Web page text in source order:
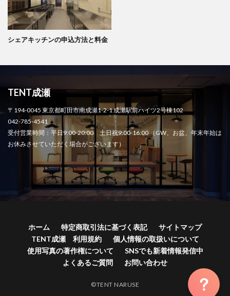
シェアキッチンの申込方法と料金
TENT成瀬
〒194-0045 東京都町田市南成瀬1-2-1 成瀬駅前ハイツ2号棟102
042-785-4541
受付営業時間：平日9:00-20:00 土日祝9:00-16:00 （GW、お盆、年末年始は
お休みさせていただく場合がございます）
ホーム 特定商取引法に基づく表記
サイトマップ
TENT成瀬 利用規約
個人情報の取扱いについて
使用写真の著作権について
SNSでも新着情報発信中
よくあるご質問
お問い合わせ
©TENT NARUSE